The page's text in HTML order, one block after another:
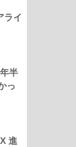
ライ
半
っ
進